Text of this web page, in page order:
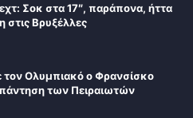
Σοκ στα 17″, παράπονα, ήττα
στις Βρυξέλλες
τον Ολυμπιακό ο Φρανσίσκο
των Πειραιωτών